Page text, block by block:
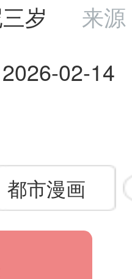
岁 来源
2026-02-14
都市漫画